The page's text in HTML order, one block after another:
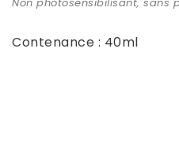
Contenance : 40ml